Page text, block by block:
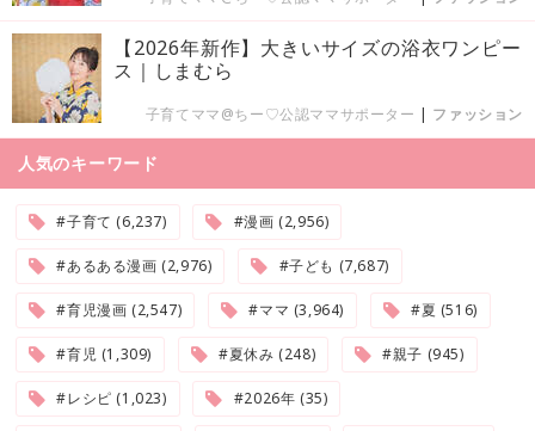
【2026年新作】大きいサイズの浴衣ワンピー
ス｜しまむら
子育てママ@ちー♡公認ママサポーター | ファッション
人気のキーワード
#子育て (6,237) #漫画 (2,956)
#あるある漫画 (2,976) #子ども (7,687)
#育児漫画 (2,547) #ママ (3,964) #夏 (516)
#育児 (1,309) #夏休み (248) #親子 (945)
#レシピ (1,023) #2026年 (35)